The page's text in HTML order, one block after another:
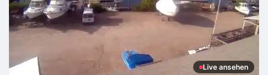
Live ansehen